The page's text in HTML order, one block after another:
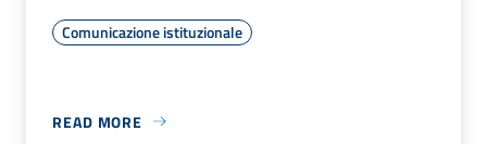
Comunicazione istituzionale
READ MORE